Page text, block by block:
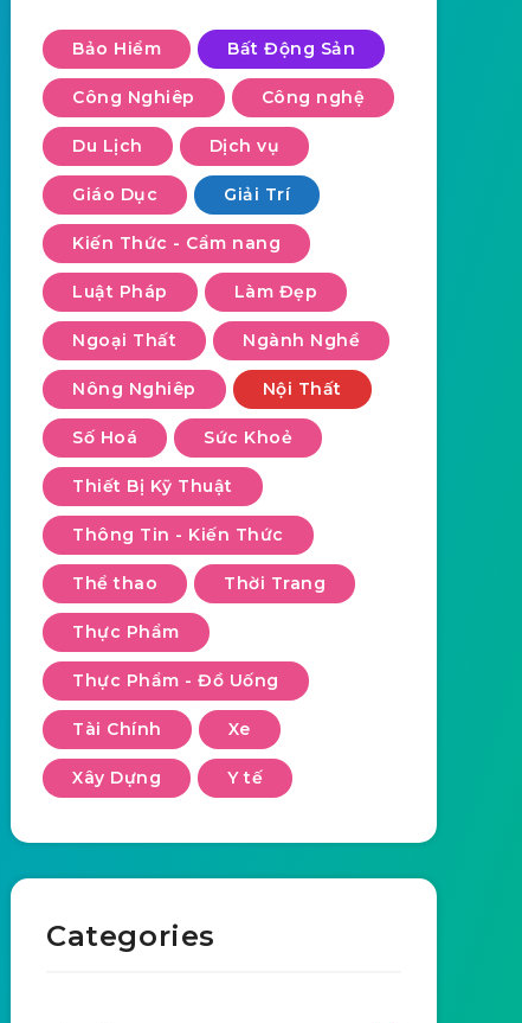
Bảo Hiểm Bất Động Sản
Công Nghiêp Công nghệ
Du Lịch Dịch vụ
Giáo Dục Giải Trí
Kiến Thức - Cẩm nang
Luật Pháp Làm Đẹp
Ngoại Thất Ngành Nghề
Nông Nghiêp Nội Thất
Số Hoá Sức Khoẻ
Thiết Bị Kỹ Thuật
Thông Tin - Kiến Thức
Thể thao Thời Trang
Thực Phẩm
Thực Phẩm - Đồ Uống
Tài Chính Xe
Xây Dựng Y tế
Categories